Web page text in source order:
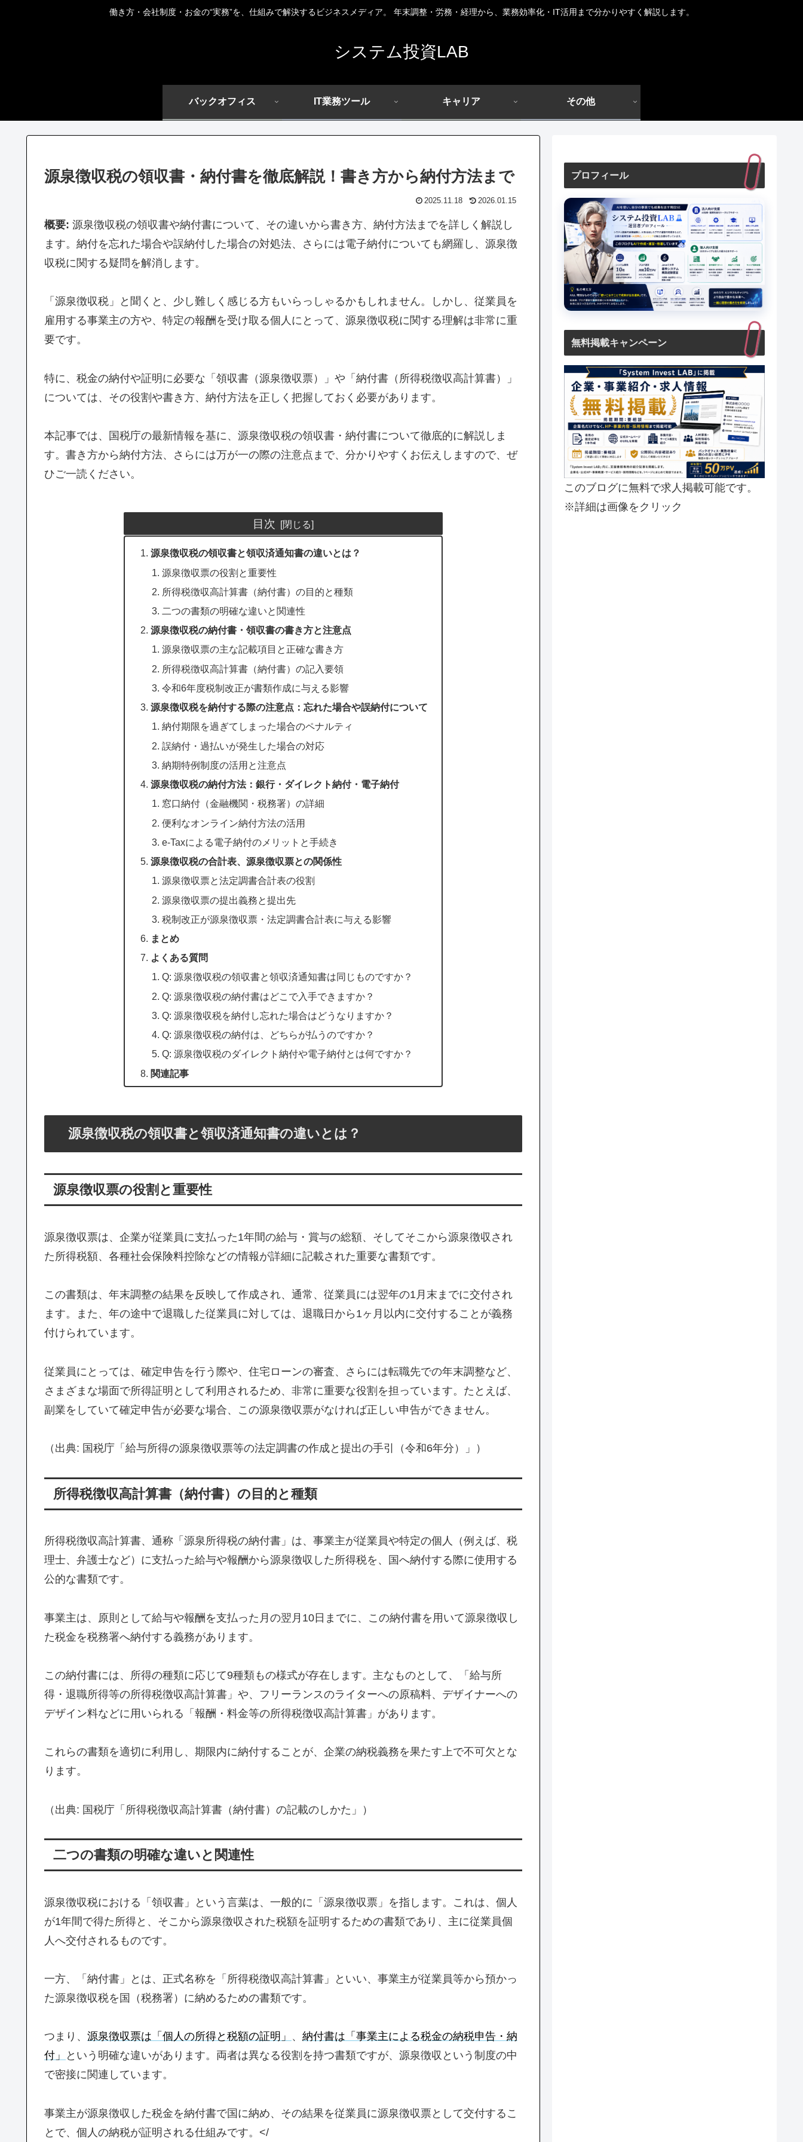
働き方・会社制度・お金の“実務”を、仕組みで解決するビジネスメディア。 年末調整・労務・経理から、業務効率化・IT活用まで分かりやすく解説します。
システム投資LAB
バックオフィス IT業務ツール キャリア その他
源泉徴収税の領収書・納付書を徹底解説！書き方から納付方法まで
2025.11.18 2026.01.15
概要: 源泉徴収税の領収書や納付書について、その違いから書き方、納付方法までを詳しく解説し
ます。納付を忘れた場合や誤納付した場合の対処法、さらには電子納付についても網羅し、源泉徴
収税に関する疑問を解消します。
「源泉徴収税」と聞くと、少し難しく感じる方もいらっしゃるかもしれません。しかし、従業員を
雇用する事業主の方や、特定の報酬を受け取る個人にとって、源泉徴収税に関する理解は非常に重
要です。
特に、税金の納付や証明に必要な「領収書（源泉徴収票）」や「納付書（所得税徴収高計算書）」
については、その役割や書き方、納付方法を正しく把握しておく必要があります。
本記事では、国税庁の最新情報を基に、源泉徴収税の領収書・納付書について徹底的に解説しま
す。書き方から納付方法、さらには万が一の際の注意点まで、分かりやすくお伝えしますので、ぜ
ひご一読ください。
目次
源泉徴収税の領収書と領収済通知書の違いとは？
源泉徴収票の役割と重要性
所得税徴収高計算書（納付書）の目的と種類
二つの書類の明確な違いと関連性
源泉徴収税の納付書・領収書の書き方と注意点
源泉徴収票の主な記載項目と正確な書き方
所得税徴収高計算書（納付書）の記入要領
令和6年度税制改正が書類作成に与える影響
源泉徴収税を納付する際の注意点：忘れた場合や誤納付について
納付期限を過ぎてしまった場合のペナルティ
誤納付・過払いが発生した場合の対応
納期特例制度の活用と注意点
源泉徴収税の納付方法：銀行・ダイレクト納付・電子納付
窓口納付（金融機関・税務署）の詳細
便利なオンライン納付方法の活用
e-Taxによる電子納付のメリットと手続き
源泉徴収税の合計表、源泉徴収票との関係性
源泉徴収票と法定調書合計表の役割
源泉徴収票の提出義務と提出先
税制改正が源泉徴収票・法定調書合計表に与える影響
まとめ
よくある質問
Q: 源泉徴収税の領収書と領収済通知書は同じものですか？
Q: 源泉徴収税の納付書はどこで入手できますか？
Q: 源泉徴収税を納付し忘れた場合はどうなりますか？
Q: 源泉徴収税の納付は、どちらが払うのですか？
Q: 源泉徴収税のダイレクト納付や電子納付とは何ですか？
関連記事
源泉徴収税の領収書と領収済通知書の違いとは？
源泉徴収票の役割と重要性
源泉徴収票は、企業が従業員に支払った1年間の給与・賞与の総額、そしてそこから源泉徴収され
た所得税額、各種社会保険料控除などの情報が詳細に記載された重要な書類です。
この書類は、年末調整の結果を反映して作成され、通常、従業員には翌年の1月末までに交付され
ます。また、年の途中で退職した従業員に対しては、退職日から1ヶ月以内に交付することが義務
付けられています。
従業員にとっては、確定申告を行う際や、住宅ローンの審査、さらには転職先での年末調整など、
さまざまな場面で所得証明として利用されるため、非常に重要な役割を担っています。たとえば、
副業をしていて確定申告が必要な場合、この源泉徴収票がなければ正しい申告ができません。
（出典: 国税庁「給与所得の源泉徴収票等の法定調書の作成と提出の手引（令和6年分）」）
所得税徴収高計算書（納付書）の目的と種類
所得税徴収高計算書、通称「源泉所得税の納付書」は、事業主が従業員や特定の個人（例えば、税
理士、弁護士など）に支払った給与や報酬から源泉徴収した所得税を、国へ納付する際に使用する
公的な書類です。
事業主は、原則として給与や報酬を支払った月の翌月10日までに、この納付書を用いて源泉徴収し
た税金を税務署へ納付する義務があります。
この納付書には、所得の種類に応じて9種類もの様式が存在します。主なものとして、「給与所
得・退職所得等の所得税徴収高計算書」や、フリーランスのライターへの原稿料、デザイナーへの
デザイン料などに用いられる「報酬・料金等の所得税徴収高計算書」があります。
これらの書類を適切に利用し、期限内に納付することが、企業の納税義務を果たす上で不可欠とな
ります。
（出典: 国税庁「所得税徴収高計算書（納付書）の記載のしかた」）
二つの書類の明確な違いと関連性
源泉徴収税における「領収書」という言葉は、一般的に「源泉徴収票」を指します。これは、個人
が1年間で得た所得と、そこから源泉徴収された税額を証明するための書類であり、主に従業員個
人へ交付されるものです。
一方、「納付書」とは、正式名称を「所得税徴収高計算書」といい、事業主が従業員等から預かっ
た源泉徴収税を国（税務署）に納めるための書類です。
つまり、 源泉徴収票は「個人の所得と税額の証明」 、 納付書は「事業主による税金の納税申告・納
付」
という明確な違いがあります。両者は異なる役割を持つ書類ですが、源泉徴収という制度の中
で密接に関連しています。
事業主が源泉徴収した税金を納付書で国に納め、その結果を従業員に源泉徴収票として交付するこ
とで、個人の納税が証明される仕組みです。</
プロフィール
無料掲載キャンペーン
このブログに無料で求人掲載可能です。
※詳細は画像をクリック